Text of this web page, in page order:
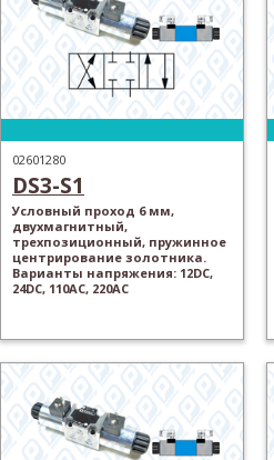
02601280
DS3-S1
Условный проход 6 мм,
двухмагнитный,
трехпозиционный, пружинное
центрирование золотника.
Варианты напряжения: 12DC,
24DC, 110AC, 220AC